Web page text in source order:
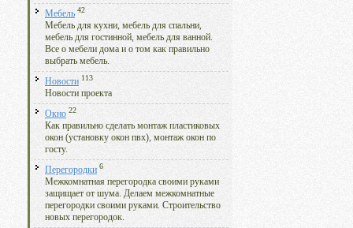
Мебель 42
Мебель для кухни, мебель для спальни,
мебель для гостинной, мебель для ванной.
Все о мебели дома и о том как правильно
выбрать мебель.
Новости 113
Новости проекта
Окно 22
Как правильно сделать монтаж пластиковых
окон (установку окон пвх), монтаж окон по
госту.
Перегородки 6
Межкомнатная перегородка своими руками
защищает от шума. Делаем межкомнатные
перегородки своими руками. Строительство
новых перегородок.